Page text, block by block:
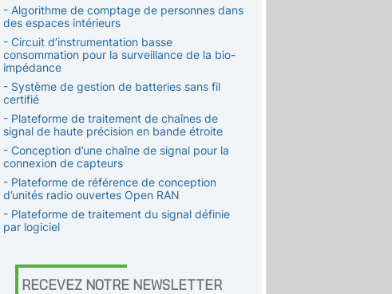
- Algorithme de comptage de personnes dans
des espaces intérieurs
- Circuit d’instrumentation basse
consommation pour la surveillance de la bio-
impédance
- Système de gestion de batteries sans fil
certifié
- Plateforme de traitement de chaînes de
signal de haute précision en bande étroite
- Conception d’une chaîne de signal pour la
connexion de capteurs
- Plateforme de référence de conception
d’unités radio ouvertes Open RAN
- Plateforme de traitement du signal définie
par logiciel
RECEVEZ NOTRE NEWSLETTER